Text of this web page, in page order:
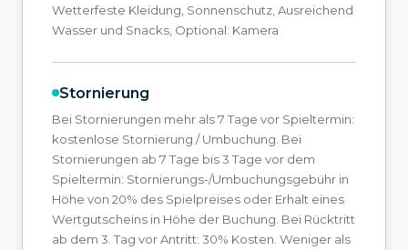
Wetterfeste Kleidung, Sonnenschutz, Ausreichend
Wasser und Snacks, Optional: Kamera
Stornierung
Bei Stornierungen mehr als 7 Tage vor Spieltermin:
kostenlose Stornierung / Umbuchung. Bei
Stornierungen ab 7 Tage bis 3 Tage vor dem
Spieltermin: Stornierungs-/Umbuchungsgebühr in
Höhe von 20% des Spielpreises oder Erhalt eines
Wertgutscheins in Höhe der Buchung. Bei Rücktritt
ab dem 3. Tag vor Antritt: 30% Kosten. Weniger als